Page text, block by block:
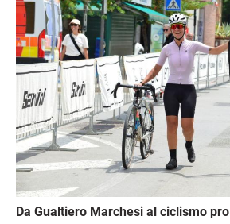
Da Gualtiero Marchesi al ciclismo pro